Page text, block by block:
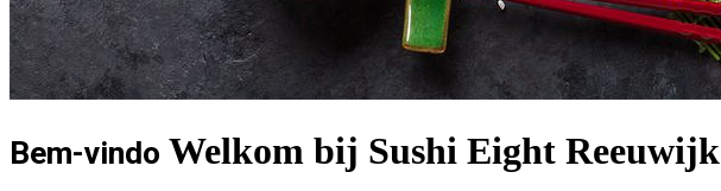
Bem-vindo Welkom bij Sushi Eight Reeuwijk